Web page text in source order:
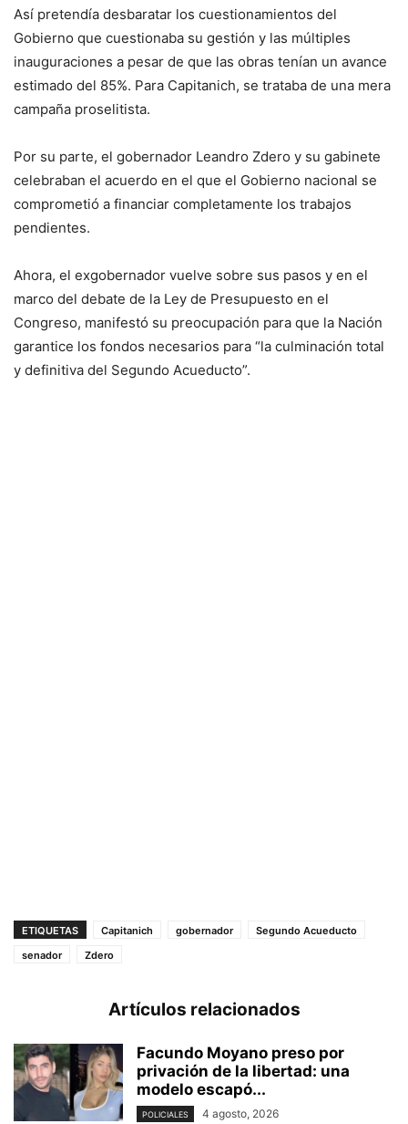
Así pretendía desbaratar los cuestionamientos del
Gobierno que cuestionaba su gestión y las múltiples
inauguraciones a pesar de que las obras tenían un avance
estimado del 85%. Para Capitanich, se trataba de una mera
campaña proselitista.
Por su parte, el gobernador Leandro Zdero y su gabinete
celebraban el acuerdo en el que el Gobierno nacional se
comprometió a financiar completamente los trabajos
pendientes.
Ahora, el exgobernador vuelve sobre sus pasos y en el
marco del debate de la Ley de Presupuesto en el
Congreso, manifestó su preocupación para que la Nación
garantice los fondos necesarios para “la culminación total
y definitiva del Segundo Acueducto”.
ETIQUETAS Capitanich gobernador
Segundo Acueducto
senador
Zdero
Artículos relacionados
Facundo Moyano preso por
privación de la libertad: una
modelo escapó...
POLICIALES 4 agosto, 2026